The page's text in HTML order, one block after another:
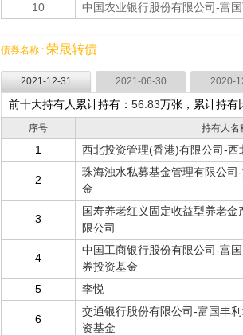
10 中国农业银行股份有限公司-富
债券名称 : 荣晟转债
2021-12-31 2021-06-30 2020-
前十大持有人累计持有： 56.83万张，累计持有
序号 持有人名
1 西北投资管理(香港)有限公司-西
2
珠海浊水私募基金管理有限公
金
3
国寿养老红义固定收益型养老
限公司
4
中国工商银行股份有限公司-富
券投资基金
5 李悦
6
交通银行股份有限公司-富国丰
资基金